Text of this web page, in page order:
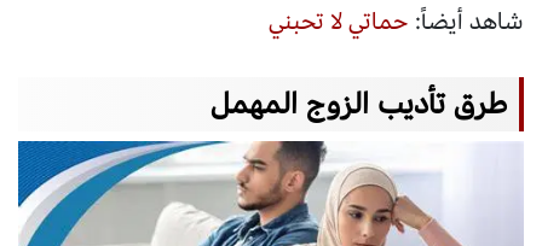
شاهد أيضاً: حماتي لا تحبني
طرق تأديب الزوج المهمل